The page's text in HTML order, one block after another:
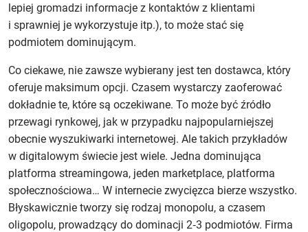
lepiej gromadzi informacje z kontaktów z klientami
i sprawniej je wykorzystuje itp.), to może stać się
podmiotem dominującym.
Co ciekawe, nie zawsze wybierany jest ten dostawca, który
oferuje maksimum opcji. Czasem wystarczy zaoferować
dokładnie te, które są oczekiwane. To może być źródło
przewagi rynkowej, jak w przypadku najpopularniejszej
obecnie wyszukiwarki internetowej. Ale takich przykładów
w digitalowym świecie jest wiele. Jedna dominująca
platforma streamingowa, jeden marketplace, platforma
społecznościowa… W internecie zwycięzca bierze wszystko.
Błyskawicznie tworzy się rodzaj monopolu, a czasem
oligopolu, prowadzący do dominacji 2‑3 podmiotów. Firma